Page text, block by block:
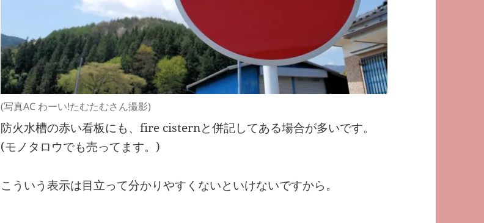
(写真AC わーい!たむたむさん撮影)
防火水槽の赤い看板にも、fire cisternと併記してある場合が多いです。
(モノタロウでも売ってます。)
こういう表示は目立って分かりやすくないといけないですから。